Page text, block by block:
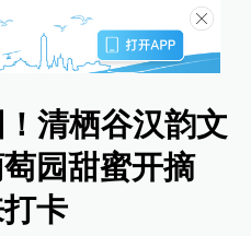
清栖谷汉韵文
园甜蜜开摘
卡